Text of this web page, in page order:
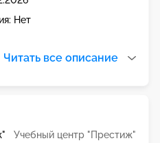
Нет
Читать все описание
Учебный центр "Престиж"